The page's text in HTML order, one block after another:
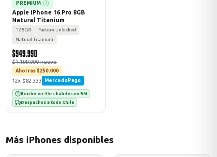
ACER
→
PREMIUM ?
Apple iPhone 16 Pro 8GB
Natural Titanium
128GB
Factory Unlocked
Natural Titanium
$949.990
$1.199.990 nuevo
Ahorras $250.000
12x $82.333 MercadoPago
Recibe en 4 hrs hábiles en RM
Despachos a todo Chile
Más iPhones disponibles